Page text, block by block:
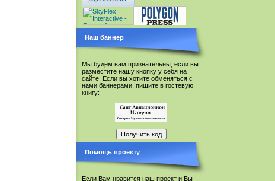
Наш баннер
Мы будем вам признательны, если вы
разместите нашу кнопку у себя на
сайте. Если вы хотите обменяться с
нами баннерами, пишите в гостевую
книгу:
Помощь проекту
Если Вам нравится наш проект и Вы